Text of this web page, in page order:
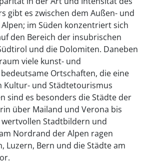
gibt es zwischen dem Außen- und
im Süden konzentriert sich
den Bereich der insubrischen
und die Dolomiten. Daneben
viele kunst- und
Ortschaften, die eine
Kultur- und Städtetourismus
sind es besonders die Städte der
über Mailand und Verona bis
Stadtbildern und
Nordrand der Alpen ragen
Luzern, Bern und die Städte am